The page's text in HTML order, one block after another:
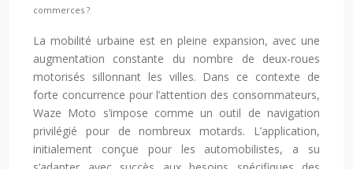
commerces ?
La mobilité urbaine est en pleine expansion, avec une
augmentation constante du nombre de deux-roues
motorisés sillonnant les villes. Dans ce contexte de
forte concurrence pour l’attention des consommateurs,
Waze Moto s’impose comme un outil de navigation
privilégié pour de nombreux motards. L’application,
initialement conçue pour les automobilistes, a su